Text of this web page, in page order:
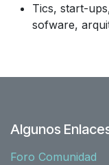
Tics, start-
sofware,
Algunos
Foro Comunidad